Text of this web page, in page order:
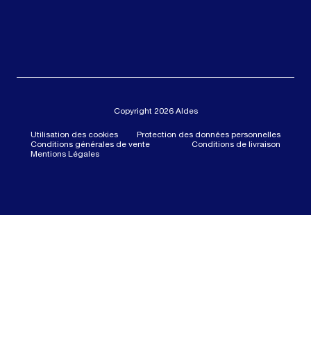
Copyright 2026 Aldes
Utilisation des cookies
Protection des données personnelles
Conditions générales de vente
Conditions de livraison
Mentions Légales